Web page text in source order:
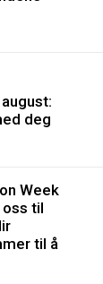
deg
Week
til
til å